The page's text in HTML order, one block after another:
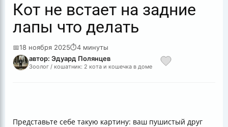
Кот не встает на задние
лапы что делать
📅18 ноября 2025⏱4 минуты
автор: Эдуард Полянцев
Зоолог / кошатник: 2 кота и кошечка в доме
Представьте себе такую картину: ваш пушистый друг